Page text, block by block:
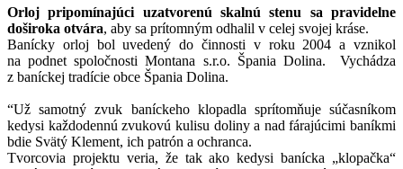
Orloj pripomínajúci uzatvorenú skalnú stenu sa pravidelne
doširoka otvára, aby sa prítomným odhalil v celej svojej kráse.
Banícky orloj bol uvedený do činnosti v roku 2004 a vznikol
na podnet spoločnosti Montana s.r.o. Špania Dolina. Vychádza
z baníckej tradície obce Špania Dolina.
“Už samotný zvuk baníckeho klopadla sprítomňuje súčasníkom
kedysi každodennú zvukovú kulisu doliny a nad fárajúcimi baníkmi
bdie Svätý Klement, ich patrón a ochranca.
Tvorcovia projektu veria, že tak ako kedysi banícka „klopačka“